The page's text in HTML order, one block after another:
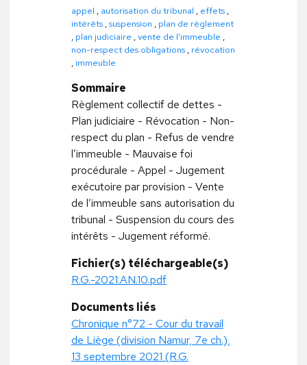
appel , autorisation du tribunal , effets ,
intérêts ,suspension , plan de règlement
, plan judiciaire ,vente de l'immeuble ,
non-respect des obligations , révocation
, immeuble
Sommaire
Règlement collectif de dettes -
Plan judiciaire - Révocation - Non-
respect du plan - Refus de vendre
l’immeuble - Mauvaise foi
procédurale - Appel - Jugement
exécutoire par provision - Vente
de l’immeuble sans autorisation du
tribunal - Suspension du cours des
intérêts - Jugement réformé.
Fichier(s) téléchargeable(s)
R.G.-2021.AN.10.pdf
Documents liés
Chronique n°72 - Cour du travail
de Liège (division Namur, 7e ch.),
13 septembre 2021 (R.G.